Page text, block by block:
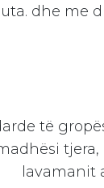
dhe me
të
lavamanit